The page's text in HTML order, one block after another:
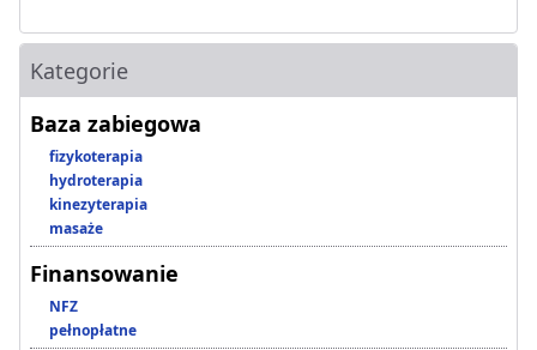
Kategorie
Baza zabiegowa
fizykoterapia
hydroterapia
kinezyterapia
masaże
Finansowanie
NFZ
pełnopłatne